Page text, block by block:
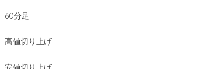
60分足
高値切り上げ
安値切り上げ